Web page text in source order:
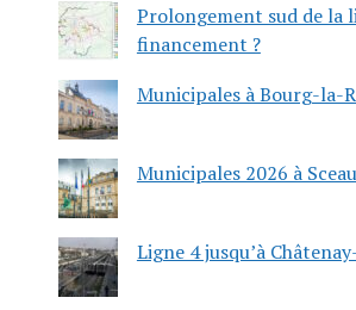
Prolongement sud de la
financement ?
Municipales à Bourg-la-
Municipales 2026 à
Ligne 4 jusqu’à